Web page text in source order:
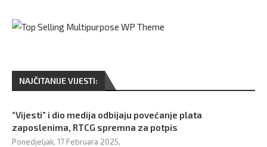
NAJČITANIJE VIJESTI:
“Vijesti” i dio medija odbijaju povećanje plata
zaposlenima, RTCG spremna za potpis
Ponedjeljak, 17 Februara 2025,